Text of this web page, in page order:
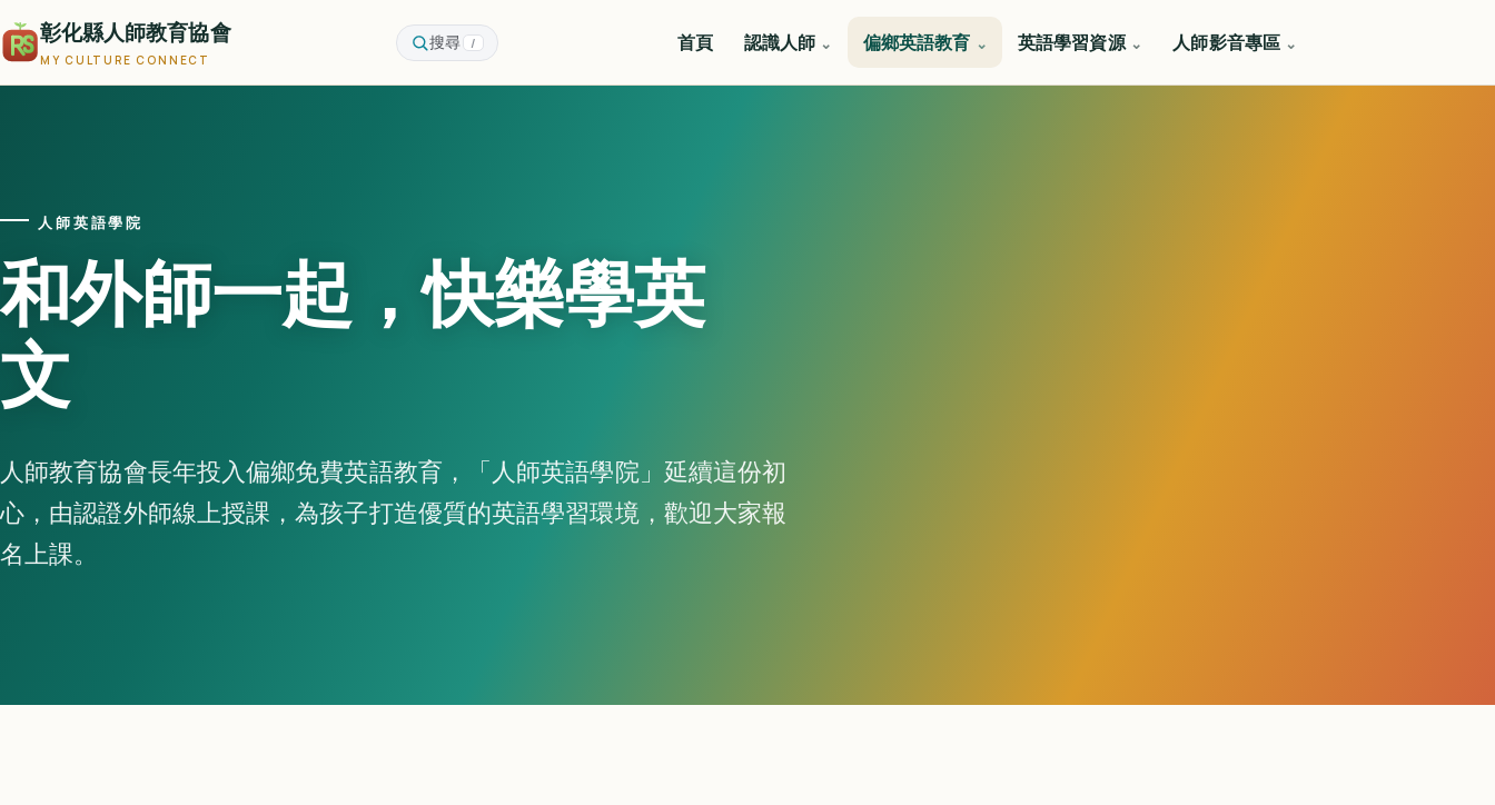
彰化縣人師教育協會
MY CULTURE CONNECT
搜尋 / 首頁 認識人師 偏鄉英語教育 英語學習資源 人師影音專區
人師英語學院
和外師一起，快樂學英
文
人師教育協會長年投入偏鄉免費英語教育，「人師英語學院」延續這份初
心，由認證外師線上授課，為孩子打造優質的英語學習環境，歡迎大家報
名上課。